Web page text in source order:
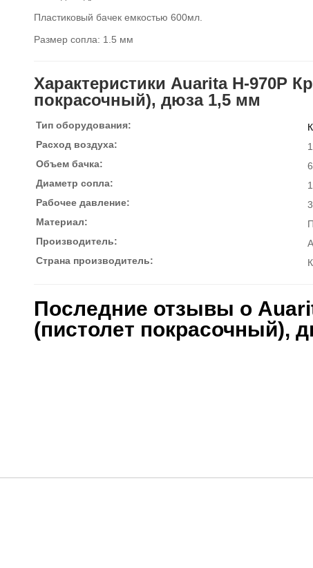
Пластиковый бачек емкостью 600мл.
Размер сопла: 1.5 мм
Характеристики Auarita H-970P
покрасочный), дюза 1,5 мм
Тип оборудования:
Расход воздуха:
Объем бачка:
Диаметр сопла:
Рабочее давление:
Материал:
Производитель:
Страна производитель:
Последние отзывы о
(пистолет покрасочный),